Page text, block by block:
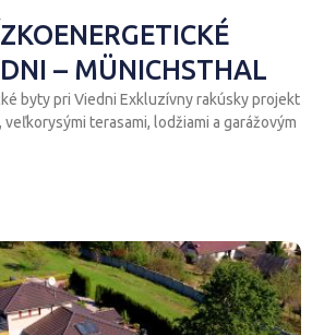
podstatná?
nehnuteľnosti
najčastejšie klamú?
– MÜNICHSTHAL
byty pri Viedni Exkluzívny rakúsky projekt
terasami, lodžiami a garážovým